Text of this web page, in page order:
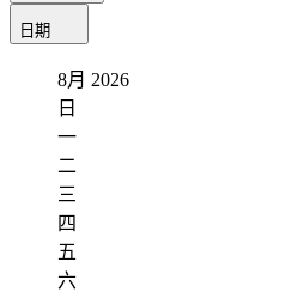
日期
8月 2026
日
一
二
三
四
五
六